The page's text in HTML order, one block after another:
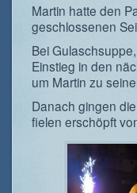
Martin hatte den
geschlossenen
Bei
Einstieg in den
um Martin zu
Danach gingen
fielen erschöpft